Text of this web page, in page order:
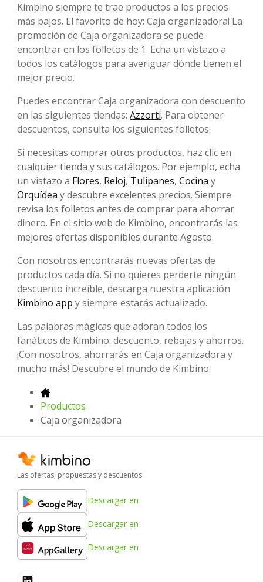
Kimbino siempre te trae productos a los precios
más bajos. El favorito de hoy: Caja organizadora! La
promoción de Caja organizadora se puede
encontrar en los folletos de 1. Echa un vistazo a
todos los catálogos para averiguar dónde tienen el
mejor precio.
Puedes encontrar Caja organizadora con descuento
en las siguientes tiendas: Azzorti. Para obtener
descuentos, consulta los siguientes folletos:
Si necesitas comprar otros productos, haz clic en
cualquier tienda y sus catálogos. Por ejemplo, echa
un vistazo a Flores, Reloj, Tulipanes, Cocina y
Orquídea y descubre excelentes precios. Siempre
revisa los folletos antes de comprar para ahorrar
dinero. En el sitio web de Kimbino, encontrarás las
mejores ofertas disponibles durante Agosto.
Con nosotros encontrarás nuevas ofertas de
productos cada día. Si no quieres perderte ningún
descuento increíble, descarga nuestra aplicación
Kimbino app y siempre estarás actualizado.
Las palabras mágicas que adoran todos los
fanáticos de Kimbino: descuento, rebajas y ahorros.
¡Con nosotros, ahorrarás en Caja organizadora y
mucho más! Descubre el mundo de Kimbino.
Productos
Caja organizadora
Las ofertas, propuestas y descuentos
Descargar en
Descargar en
Descargar en